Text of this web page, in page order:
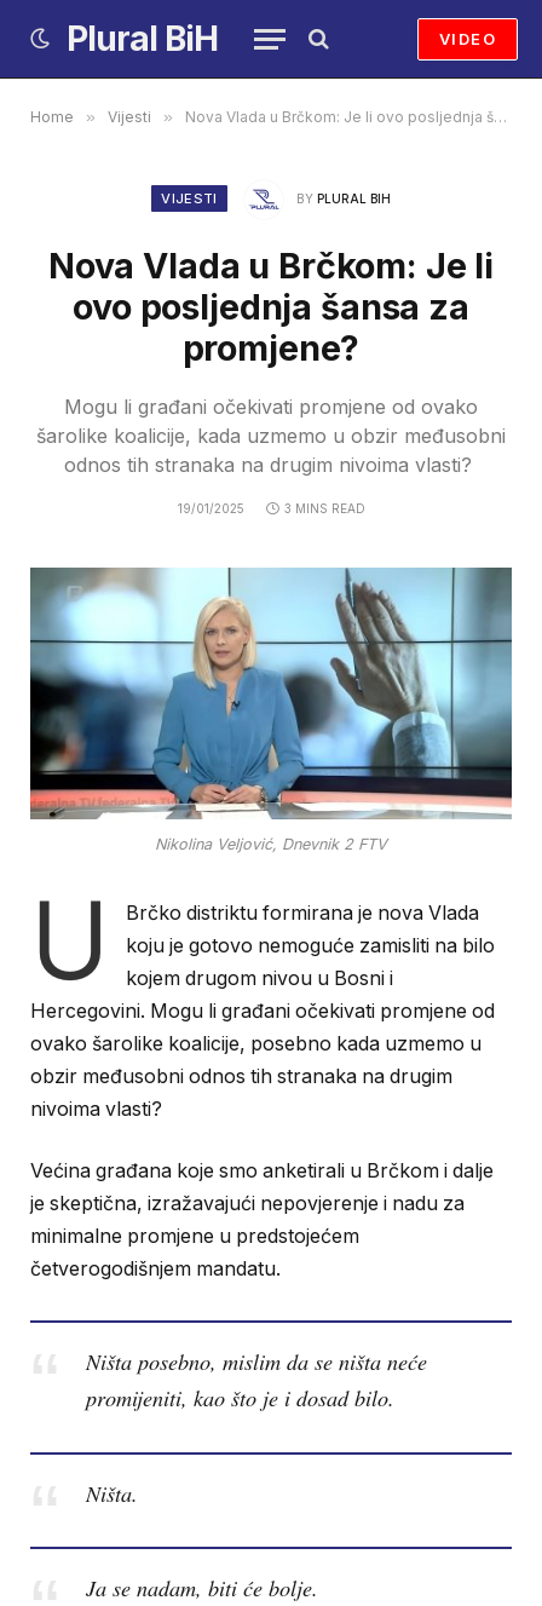
Plural BiH VIDEO
Home » Vijesti » Nova Vlada u Brčkom: Je li ovo posljednja šansa za promjene?
VIJESTI BY PLURAL BIH
Nova Vlada u Brčkom: Je li
ovo posljednja šansa za
promjene?
Mogu li građani očekivati promjene od ovako
šarolike koalicije, kada uzmemo u obzir međusobni
odnos tih stranaka na drugim nivoima vlasti?
19/01/2025 3 MINS READ
Nikolina Veljović, Dnevnik 2 FTV
U
Brčko distriktu formirana je nova Vlada
koju je gotovo nemoguće zamisliti na bilo
kojem drugom nivou u Bosni i
Hercegovini. Mogu li građani očekivati promjene od
ovako šarolike koalicije, posebno kada uzmemo u
obzir međusobni odnos tih stranaka na drugim
nivoima vlasti?
Većina građana koje smo anketirali u Brčkom i dalje
je skeptična, izražavajući nepovjerenje i nadu za
minimalne promjene u predstojećem
četverogodišnjem mandatu.
Ništa posebno, mislim da se ništa neće
promijeniti, kao što je i dosad bilo.
Ništa.
Ja se nadam, biti će bolje.